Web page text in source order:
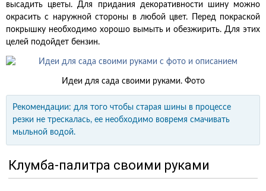
высадить цветы. Для придания декоративности шину можно
окрасить с наружной стороны в любой цвет. Перед покраской
покрышку необходимо хорошо вымыть и обезжирить. Для этих
целей подойдет бензин.
Идеи для сада своими руками. Фото
Рекомендации: для того чтобы старая шины в процессе
резки не трескалась, ее необходимо вовремя смачивать
мыльной водой.
Клумба-палитра своими руками